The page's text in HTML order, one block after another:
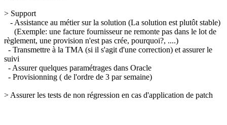
> Support
- Assistance au métier sur la solution (La solution est plutôt stable)
(Exemple: une facture fournisseur ne remonte pas dans le lot de
règlement, une provision n'est pas crée, pourquoi?, ....)
- Transmettre à la TMA (si il s'agit d'une correction) et assurer le
suivi
- Assurer quelques paramétrages dans Oracle
- Provisionning ( de l'ordre de 3 par semaine)
> Assurer les tests de non régression en cas d'application de patch